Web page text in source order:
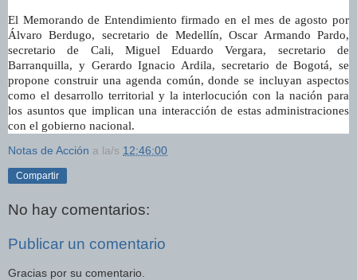
El Memorando de Entendimiento firmado en el mes de agosto por
Álvaro Berdugo, secretario de Medellín, Oscar Armando Pardo,
secretario de Cali, Miguel Eduardo Vergara, secretario de
Barranquilla, y Gerardo Ignacio Ardila, secretario de Bogotá, se
propone construir una agenda común, donde se incluyan aspectos
como el desarrollo territorial y la interlocución con la nación para
los asuntos que implican una interacción de estas administraciones
con el gobierno nacional.
Notas de Acción a la/s 12:46:00
Compartir
No hay comentarios:
Publicar un comentario
Gracias por su comentario.